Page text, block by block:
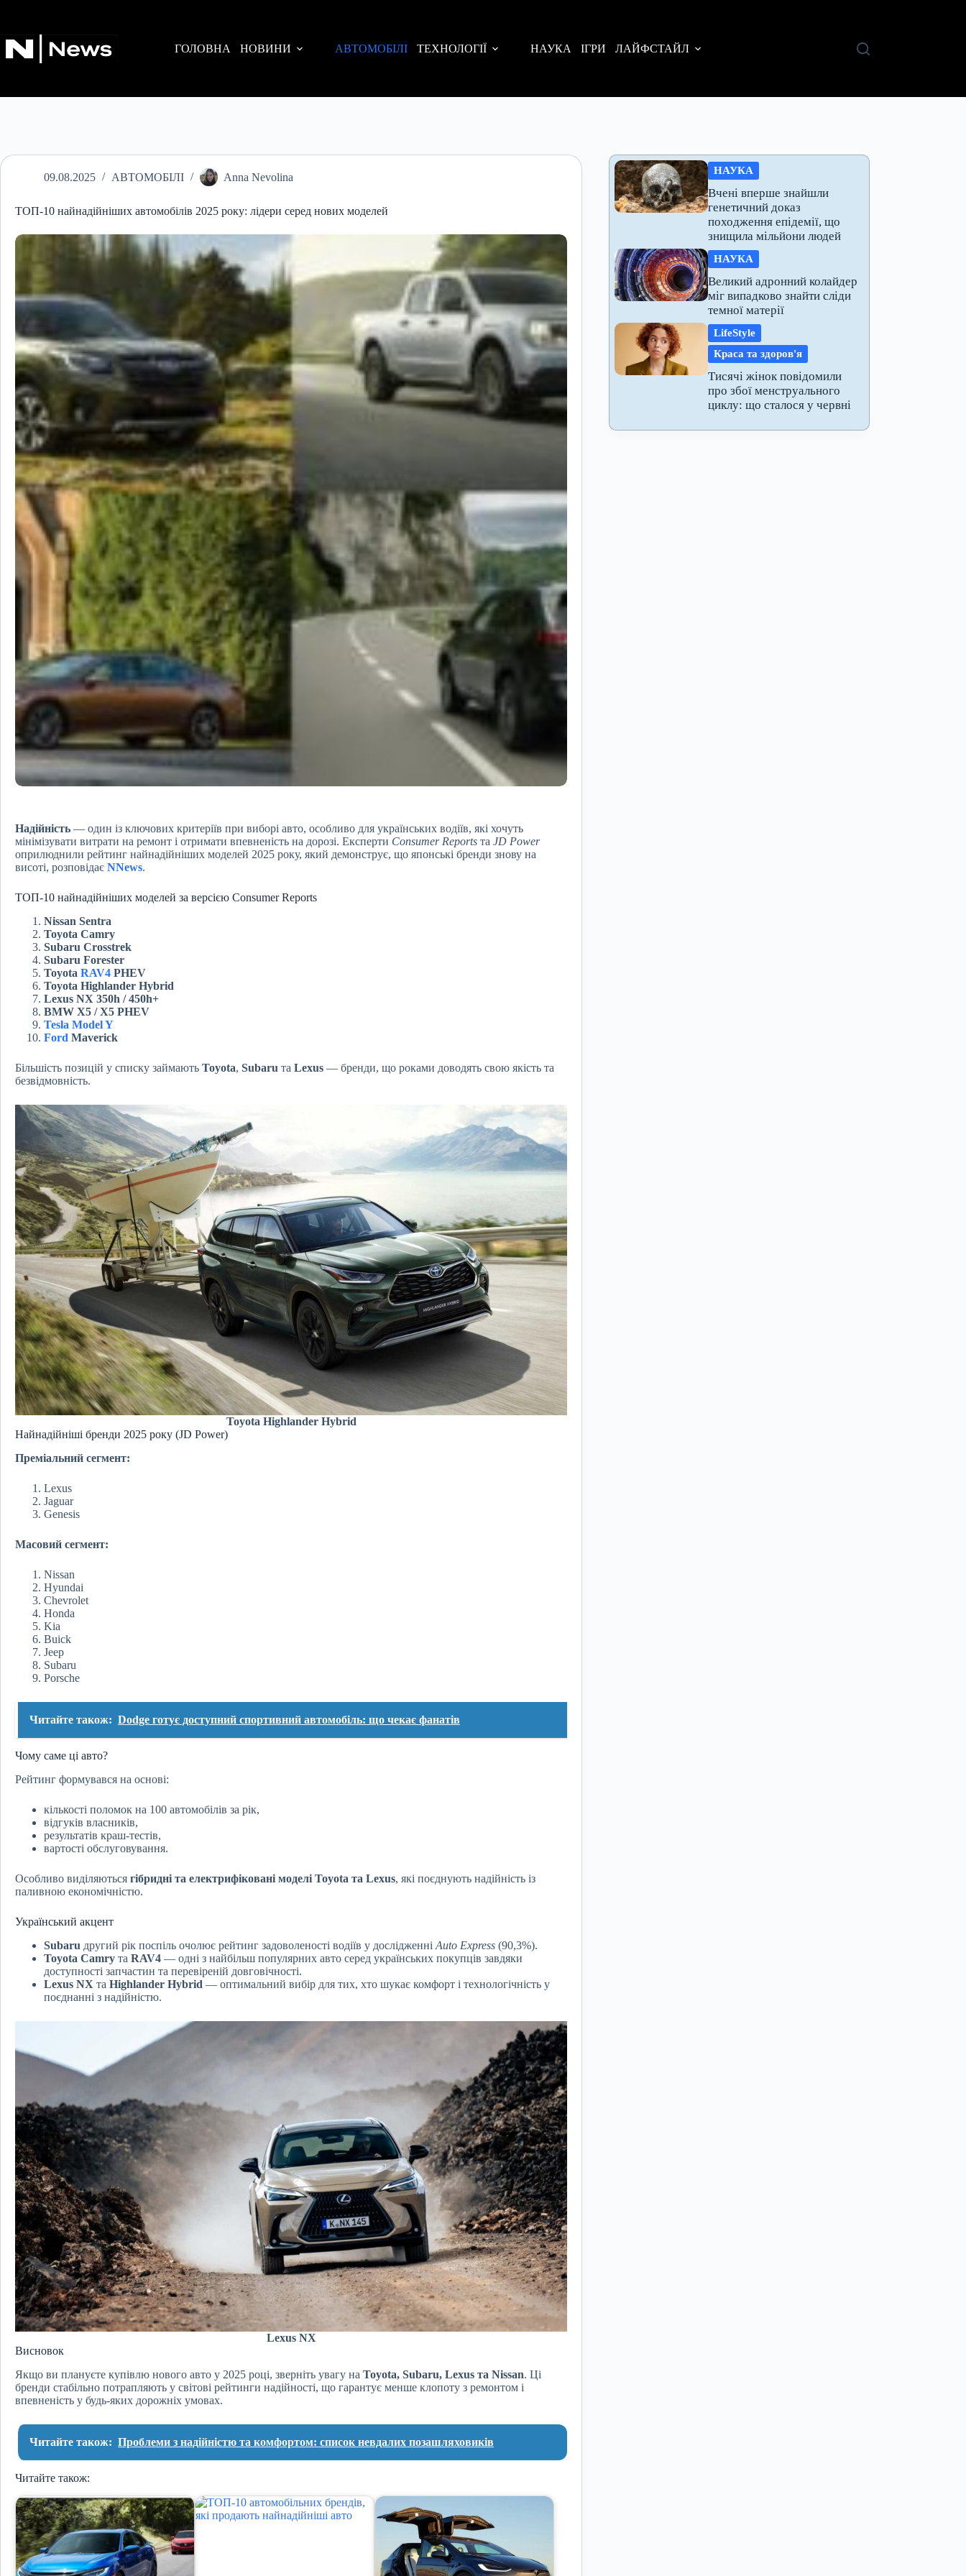
ГОЛОВНА
НОВИНИ АВТОМОБІЛІ ТЕХНОЛОГІЇ НАУКА ІГРИ ЛАЙФСТАЙЛ
09.08.2025 АВТОМОБІЛІ Anna Nevolina
ТОП-10 найнадійніших автомобілів 2025 року: лідери серед нових моделей
Надійність — один із ключових критеріїв при виборі авто, особливо для українських водіїв, які хочуть
мінімізувати витрати на ремонт і отримати впевненість на дорозі. Експерти Consumer Reports та JD Power
оприлюднили рейтинг найнадійніших моделей 2025 року, який демонструє, що японські бренди знову на
висоті, розповідає NNews.
ТОП-10 найнадійніших моделей за версією Consumer Reports
Nissan Sentra
Toyota Camry
Subaru Crosstrek
Subaru Forester
Toyota RAV4 PHEV
Toyota Highlander Hybrid
Lexus NX 350h / 450h+
BMW X5 / X5 PHEV
Tesla Model Y
Ford Maverick
Більшість позицій у списку займають Toyota, Subaru та Lexus — бренди, що роками доводять свою якість та
безвідмовність.
Toyota Highlander Hybrid
Найнадійніші бренди 2025 року (JD Power)
Преміальний сегмент:
Lexus
Jaguar
Genesis
Масовий сегмент:
Nissan
Hyundai
Chevrolet
Honda
Kia
Buick
Jeep
Subaru
Porsche
Читайте також: Dodge готує доступний спортивний автомобіль: що чекає фанатів
Чому саме ці авто?
Рейтинг формувався на основі:
кількості поломок на 100 автомобілів за рік,
відгуків власників,
результатів краш-тестів,
вартості обслуговування.
Особливо виділяються гібридні та електрифіковані моделі Toyota та Lexus, які поєднують надійність із
паливною економічністю.
Український акцент
Subaru другий рік поспіль очолює рейтинг задоволеності водіїв у дослідженні Auto Express (90,3%).
Toyota Camry та RAV4 — одні з найбільш популярних авто серед українських покупців завдяки
доступності запчастин та перевіреній довговічності.
Lexus NX та Highlander Hybrid — оптимальний вибір для тих, хто шукає комфорт і технологічність у
поєднанні з надійністю.
Lexus NX
Висновок
Якщо ви плануєте купівлю нового авто у 2025 році, зверніть увагу на Toyota, Subaru, Lexus та Nissan. Ці
бренди стабільно потрапляють у світові рейтинги надійності, що гарантує менше клопоту з ремонтом і
впевненість у будь-яких дорожніх умовах.
Читайте також: Проблеми з надійністю та комфортом: список невдалих позашляховиків
Читайте також:
НАУКА
Вчені вперше знайшли
генетичний доказ
походження епідемії, що
знищила мільйони людей
НАУКА
Великий адронний колайдер
міг випадково знайти сліди
темної матерії
LifeStyle
Краса та здоров'я
Тисячі жінок повідомили
про збої менструального
циклу: що сталося у червні